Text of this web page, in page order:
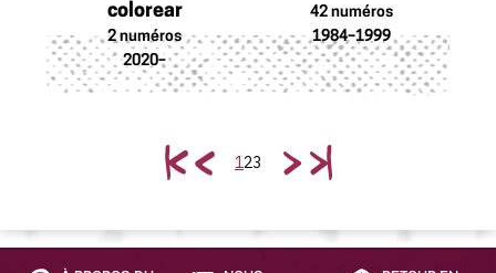
colorear
2 numéros
2020–
42 numéros
1984–1999
123